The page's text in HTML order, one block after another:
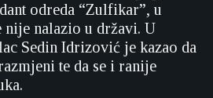
odreda “Zulfikar”, u
nije nalazio u državi. U
Sedin Idrizović je kazao da
te da se i ranije